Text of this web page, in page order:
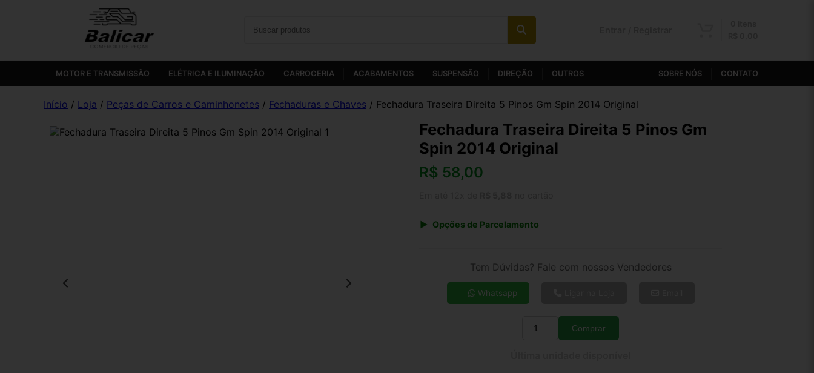
MOTOR E TRANSMISSÃO ELÉTRICA E ILUMINAÇÃO CARROCERIA ACABAMENTOS SUSPENSÃO DIREÇÃO OUTROS SOBRE NÓS CONTATO
Início / Loja / Peças de Carros e Caminhonetes / Fechaduras e Chaves / Fechadura Traseira Direita 5 Pinos Gm Spin 2014 Original
Fechadura Traseira Direita 5 Pinos Gm
Spin 2014 Original
R$ 58,00
Opções de Parcelamento
7x de R$ 9,51
9x de R$ 7,58
Tem Dúvidas? Fale com nossos Vendedores
Whatsapp
Quantidade
Comprar